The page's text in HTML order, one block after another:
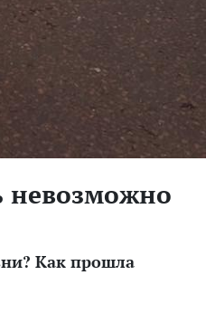
невозможно
Как прошла